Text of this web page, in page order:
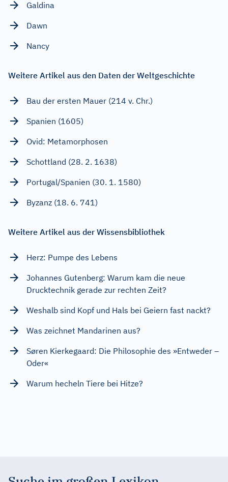
Galdina
Dawn
Nancy
Weitere Artikel aus den Daten der Weltgeschichte
Bau der ersten Mauer (214 v. Chr.)
Spanien (1605)
Ovid: Metamorphosen
Schottland (28. 2. 1638)
Portugal/Spanien (30. 1. 1580)
Byzanz (18. 6. 741)
Weitere Artikel aus der Wissensbibliothek
Herz: Pumpe des Lebens
Johannes Gutenberg: Warum kam die neue
Drucktechnik gerade zur rechten Zeit?
Weshalb sind Kopf und Hals bei Geiern fast nackt?
Was zeichnet Mandarinen aus?
Søren Kierkegaard: Die Philosophie des »Entweder –
Oder«
Warum hecheln Tiere bei Hitze?